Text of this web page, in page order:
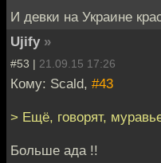
И девки на Украине
Ujify »
#53 | 21.09.15 17:26
Кому: Scald, #43
> Ещё, говорят,
Больше ада !!